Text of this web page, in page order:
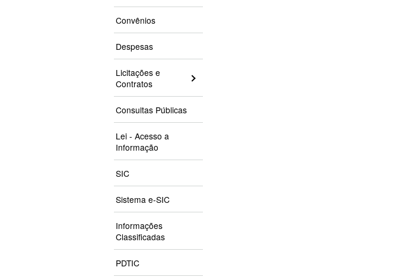
Convênios
Despesas
Licitações e
Contratos
Consultas Públicas
Lei - Acesso a
Informação
SIC
Sistema e-SIC
Informações
Classificadas
PDTIC